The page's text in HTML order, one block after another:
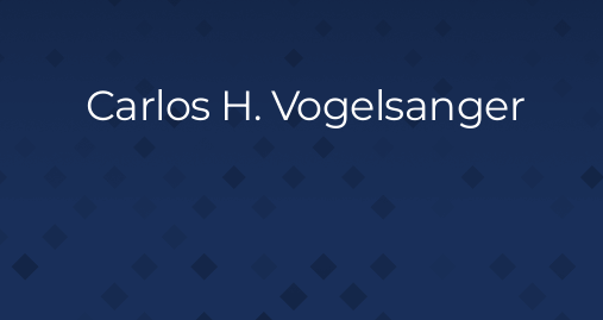
Carlos H. Vogelsanger